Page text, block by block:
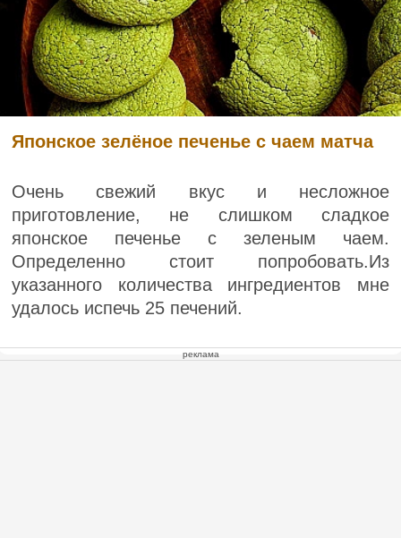
Японское зелёное печенье с чаем матча
Очень свежий вкус и несложное
приготовление, не слишком сладкое
японское печенье с зеленым чаем.
Определенно стоит попробовать.Из
указанного количества ингредиентов мне
удалось испечь 25 печений.
реклама